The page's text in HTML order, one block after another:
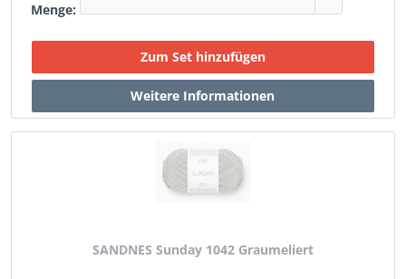
Menge:
SANDNES Sunday 1042 Graumeliert